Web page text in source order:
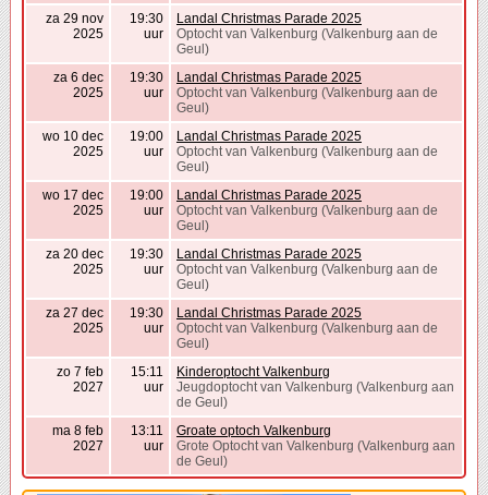
za 29 nov
2025
19:30
uur
Landal Christmas Parade 2025
Optocht van Valkenburg (Valkenburg aan de
Geul)
za 6 dec
2025
19:30
uur
Landal Christmas Parade 2025
Optocht van Valkenburg (Valkenburg aan de
Geul)
wo 10 dec
2025
19:00
uur
Landal Christmas Parade 2025
Optocht van Valkenburg (Valkenburg aan de
Geul)
wo 17 dec
2025
19:00
uur
Landal Christmas Parade 2025
Optocht van Valkenburg (Valkenburg aan de
Geul)
za 20 dec
2025
19:30
uur
Landal Christmas Parade 2025
Optocht van Valkenburg (Valkenburg aan de
Geul)
za 27 dec
2025
19:30
uur
Landal Christmas Parade 2025
Optocht van Valkenburg (Valkenburg aan de
Geul)
zo 7 feb
2027
15:11
uur
Kinderoptocht Valkenburg
Jeugdoptocht van Valkenburg (Valkenburg aan
de Geul)
ma 8 feb
2027
13:11
uur
Groate optoch Valkenburg
Grote Optocht van Valkenburg (Valkenburg aan
de Geul)